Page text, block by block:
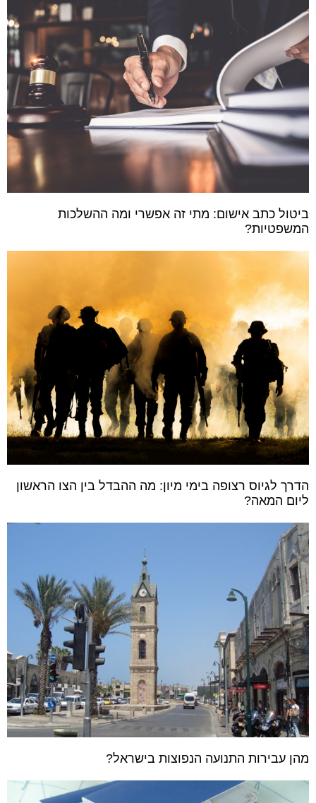
ביטול כתב אישום: מתי זה אפשרי ומה ההשלכות
המשפטיות?
הדרך לגיוס רצופה בימי מיון: מה ההבדל בין הצו הראשון
ליום המאה?
מהן עבירות התנועה הנפוצות בישראל?